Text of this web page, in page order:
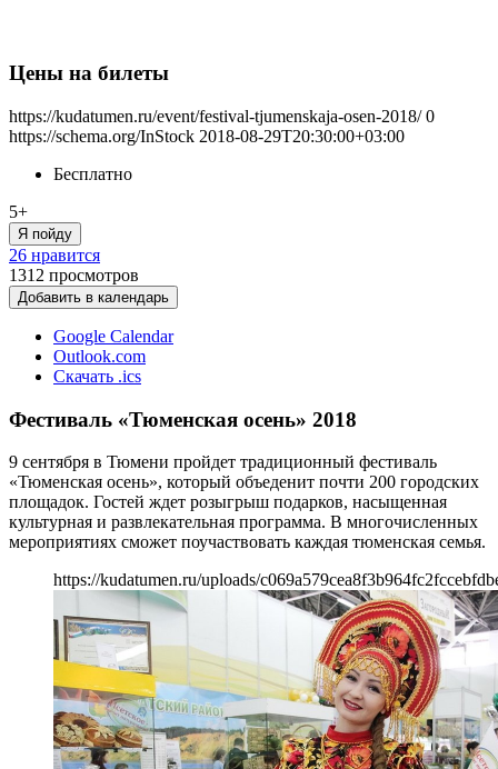
Цены на билеты
https://kudatumen.ru/event/festival-tjumenskaja-osen-2018/ 0
https://schema.org/InStock 2018-08-29T20:30:00+03:00
Бесплатно
5+
Я пойду
26 нравится
1312 просмотров
Добавить в календарь
Google Calendar
Outlook.com
Скачать .ics
Фестиваль «Тюменская осень» 2018
9 сентября в Тюмени пройдет традиционный фестиваль
«Тюменская осень», который объеденит почти 200 городских
площадок. Гостей ждет розыгрыш подарков, насыщенная
культурная и развлекательная программа. В многочисленных
мероприятиях сможет поучаствовать каждая тюменская семья.
https://kudatumen.ru/uploads/